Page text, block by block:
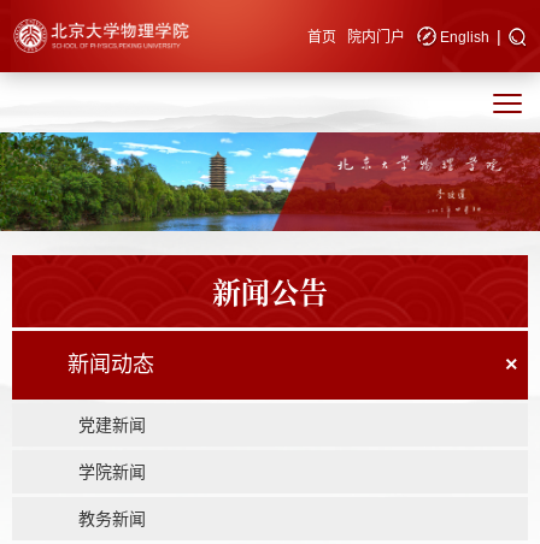
快速导航 首页 院内门户 English |
新闻公告
新闻动态 ×
党建新闻
学院新闻
教务新闻